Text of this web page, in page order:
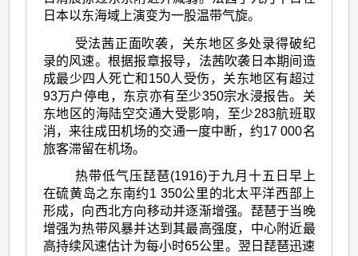
日本以东海域上演变为一股温带气旋。
受法茜正面吹袭，关东地区多处录得破纪
录的风速。根据报章报导，法茜吹袭日本期间造
成最少四人死亡和150人受伤，关东地区有超过
93万户停电，东京亦有至少350宗水浸报告。关
东地区的海陆空交通大受影响，至少283航班取
消，来往成田机场的交通一度中断，约17 000名
旅客滞留在机场。
热带低气压琵琶(1916)于九月十五日早上
在硫黄岛之东南约1 350公里的北太平洋西部上
形成，向西北方向移动并逐渐增强。琵琶于当晚
增强为热带风暴并达到其最高强度，中心附近最
高持续风速估计为每小时65公里。翌日琵琶迅速